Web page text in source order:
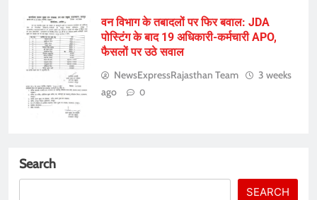
वन विभाग के तबादलों पर फिर बवाल: JDA
पोस्टिंग के बाद 19 अधिकारी-कर्मचारी APO,
फैसलों पर उठे सवाल
NewsExpressRajasthan Team
3 weeks
ago
0
Search
SEARCH